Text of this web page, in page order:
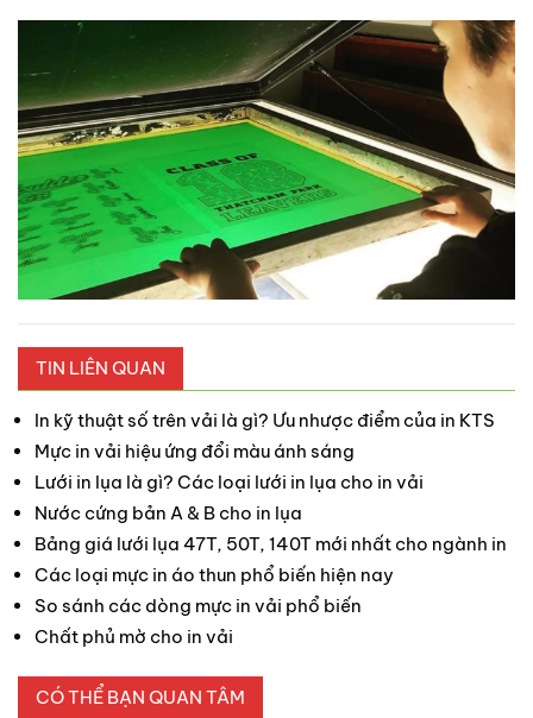
TIN LIÊN QUAN
In kỹ thuật số trên vải là gì? Ưu nhược điểm của in KTS
Mực in vải hiệu ứng đổi màu ánh sáng
Lưới in lụa là gì? Các loại lưới in lụa cho in vải
Nước cứng bản A & B cho in lụa
Bảng giá lưới lụa 47T, 50T, 140T mới nhất cho ngành in
Các loại mực in áo thun phổ biến hiện nay
So sánh các dòng mực in vải phổ biến
Chất phủ mờ cho in vải
CÓ THỂ BẠN QUAN TÂM